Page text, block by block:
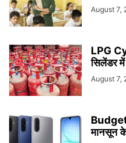
August 7,
LPG
सिलेंडर
August 7,
मानसून